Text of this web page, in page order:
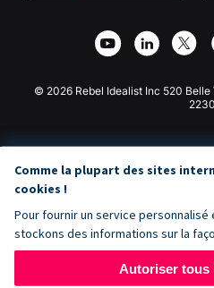
Partenariat d'affiliation
Bibliothèque
Application de don Webflow
Don Joomla
© 2026 Rebel Idealist Inc 520
Comme la plupart des sites
cookies !
Pour fournir un service
stockons des informations sur la
Autoriser tous